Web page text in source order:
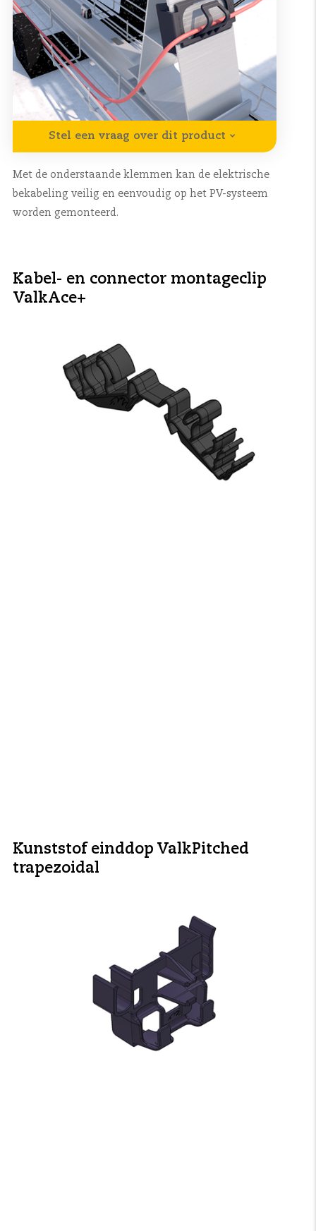
Stel een vraag over dit product
Met de onderstaande klemmen kan de elektrische
bekabeling veilig en eenvoudig op het PV-systeem
worden gemonteerd.
Kabel- en connector montageclip
ValkAce+
Kunststof einddop ValkPitched
trapezoidal